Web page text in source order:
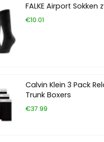
FALKE Airport Sokken
€10.01
Calvin Klein 3 Pack
Trunk Boxers
€37.99